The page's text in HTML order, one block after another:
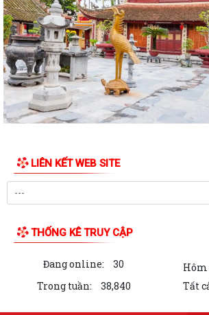
Quyết định về việc chỉ định Trưởng thôn lâm thời
Quyết định về việc rút ngắn nhiệm kỳ hoạt động
Quyết định về việc kéo dài nhiệm kỳ hoạt động
Quyết định về việc thành lập Tổ công tác hỗ
bản đồ địa chính, lập hồ sơ...
Xã Kim Thành tổ chức Đại hội thành viên
nghiệp Kim Thành lần thứ nhất,...
NGÀY 19/5/2026 CỦA BAN BÍ THƯ
Thông báo lịch làm việc của Lãnh đạo UBND
tháng 8/2026
LIÊN KẾT WEB SITE
THỐNG KÊ TRUY CẬP
Đang online: 30 Hôm
Trong tuần:
38,840 Tất